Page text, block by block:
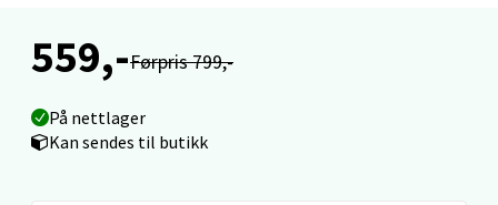
559,-Førpris 799,-
På nettlager
Kan sendes til butikk
Åpent i dag 10-19